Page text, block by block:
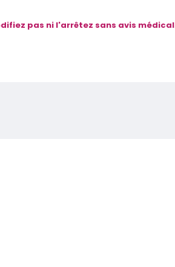
pas ni l'arrêtez sans avis